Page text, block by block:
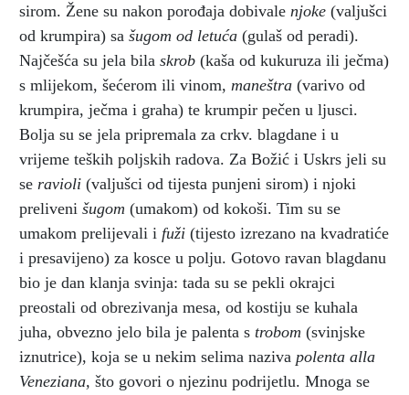
sirom. Žene su nakon porođaja dobivale njoke (valjušci
od krumpira) sa šugom od letuća (gulaš od peradi).
Najčešća su jela bila skrob (kaša od kukuruza ili ječma)
s mlijekom, šećerom ili vinom, maneštra (varivo od
krumpira, ječma i graha) te krumpir pečen u ljusci.
Bolja su se jela pripremala za crkv. blagdane i u
vrijeme teških poljskih radova. Za Božić i Uskrs jeli su
se ravioli (valjušci od tijesta punjeni sirom) i njoki
preliveni šugom (umakom) od kokoši. Tim su se
umakom prelijevali i fuži (tijesto izrezano na kvadratiće
i presavijeno) za kosce u polju. Gotovo ravan blagdanu
bio je dan klanja svinja: tada su se pekli okrajci
preostali od obrezivanja mesa, od kostiju se kuhala
juha, obvezno jelo bila je palenta s trobom (svinjske
iznutrice), koja se u nekim selima naziva polenta alla
Veneziana, što govori o njezinu podrijetlu. Mnoga se